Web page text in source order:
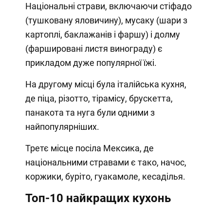
Національні страви, включаючи стіфадо
(тушковану яловичину), мусаку (шари з
картоплі, баклажанів і фаршу) і долму
(фаршировані листя винограду) є
прикладом дуже популярної їжі.
На другому місці була італійська кухня,
де піца, різотто, тірамісу, брускетта,
панакота та нуга були одними з
найпопулярніших.
Третє місце посіла Мексика, де
національними стравами є тако, начос,
коржики, буріто, гуакамоле, кесаділья.
Топ-10 найкращих кухонь